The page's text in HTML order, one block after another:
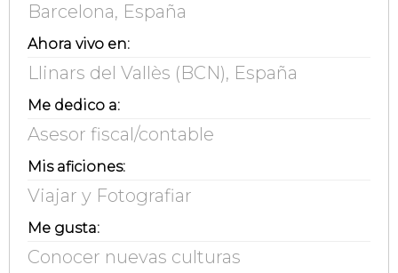
Barcelona, España
Ahora vivo en:
Llinars del Vallès (BCN), España
Me dedico a:
Asesor fiscal/contable
Mis aficiones:
Viajar y Fotografiar
Me gusta:
Conocer nuevas culturas